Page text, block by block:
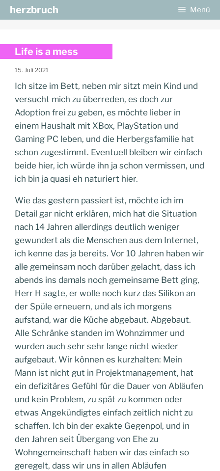
Zum
Inhalt
herzbruch Menü
Life is a mess
15. Juli 2021
Ich sitze im Bett, neben mir sitzt mein Kind und
versucht mich zu überreden, es doch zur
Adoption frei zu geben, es möchte lieber in
einem Haushalt mit XBox, PlayStation und
Gaming PC leben, und die Herbergsfamilie hat
schon zugestimmt. Eventuell bleiben wir einfach
beide hier, ich würde ihn ja schon vermissen, und
ich bin ja quasi eh naturiert hier.
Wie das gestern passiert ist, möchte ich im
Detail gar nicht erklären, mich hat die Situation
nach 14 Jahren allerdings deutlich weniger
gewundert als die Menschen aus dem Internet,
ich kenne das ja bereits. Vor 10 Jahren haben wir
alle gemeinsam noch darüber gelacht, dass ich
abends ins damals noch gemeinsame Bett ging,
Herr H sagte, er wolle noch kurz das Silikon an
der Spüle erneuern, und als ich morgens
aufstand, war die Küche abgebaut. Abgebaut.
Alle Schränke standen im Wohnzimmer und
wurden auch sehr sehr lange nicht wieder
aufgebaut. Wir können es kurzhalten: Mein
Mann ist nicht gut in Projektmanagement, hat
ein defizitäres Gefühl für die Dauer von Abläufen
und kein Problem, zu spät zu kommen oder
etwas Angekündigtes einfach zeitlich nicht zu
schaffen. Ich bin der exakte Gegenpol, und in
den Jahren seit Übergang von Ehe zu
Wohngemeinschaft haben wir das einfach so
geregelt, dass wir uns in allen Abläufen